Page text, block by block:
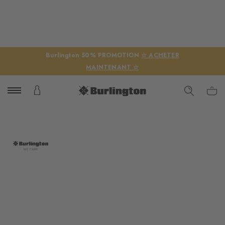
Burlington 50% PROMOTION ☆ ACHETER
MAINTENANT ☆